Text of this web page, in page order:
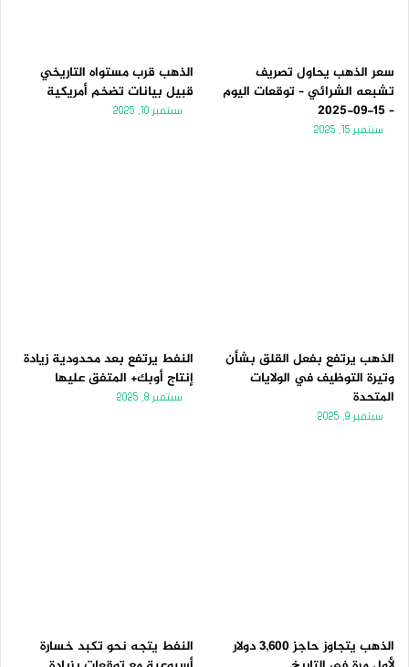
سعر الذهب يحاول تصريف
تشبعه الشرائي – توقعات اليوم
– 15-09-2025
سبتمبر 15, 2025
الذهب قرب مستواه التاريخي
قبيل بيانات تضخم أمريكية
سبتمبر 10, 2025
الذهب يرتفع بفعل القلق بشأن
وتيرة التوظيف في الولايات
المتحدة
سبتمبر 9, 2025
النفط يرتفع بعد محدودية زيادة
إنتاج أوبك+ المتفق عليها
سبتمبر 8, 2025
الذهب يتجاوز حاجز 3,600 دولار
النفط يتجه نحو تكبد خسارة